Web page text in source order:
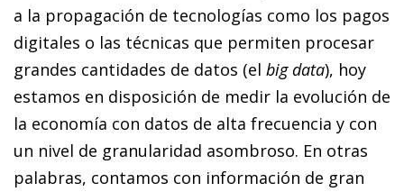
a la propagación de tecnologías como los pagos
digitales o las técnicas que permiten procesar
grandes cantidades de datos (el big data), hoy
estamos en disposición de medir la evolución de
la economía con datos de alta frecuencia y con
un nivel de granularidad asombroso. En otras
palabras, contamos con información de gran